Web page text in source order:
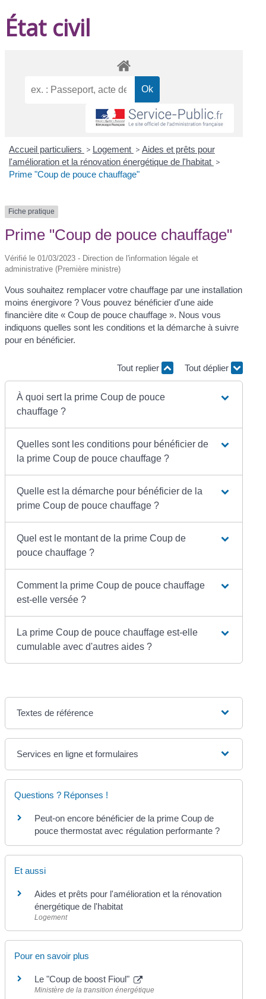
État civil
Accueil particuliers > Logement > Aides et prêts pour
l'amélioration et la rénovation énergétique de l'habitat >
Prime "Coup de pouce chauffage"
Fiche pratique
Prime "Coup de pouce chauffage"
Vérifié le 01/03/2023 - Direction de l'information légale et
administrative (Première ministre)
Vous souhaitez remplacer votre chauffage par une installation
moins énergivore ? Vous pouvez bénéficier d'une aide
financière dite « Coup de pouce chauffage ». Nous vous
indiquons quelles sont les conditions et la démarche à suivre
pour en bénéficier.
Tout replier Tout déplier
À quoi sert la prime Coup de pouce
chauffage ?
Quelles sont les conditions pour bénéficier de
la prime Coup de pouce chauffage ?
Quelle est la démarche pour bénéficier de la
prime Coup de pouce chauffage ?
Quel est le montant de la prime Coup de
pouce chauffage ?
Comment la prime Coup de pouce chauffage
est-elle versée ?
La prime Coup de pouce chauffage est-elle
cumulable avec d'autres aides ?
Textes de référence
Services en ligne et formulaires
Questions ? Réponses !
Peut-on encore bénéficier de la prime Coup de
pouce thermostat avec régulation performante ?
Et aussi
Aides et prêts pour l'amélioration et la rénovation
énergétique de l'habitat
Logement
Pour en savoir plus
Le "Coup de boost Fioul"
Ministère de la transition énergétique